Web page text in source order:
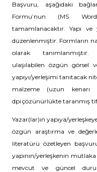
Başvuru, aşağıdaki
Formu’nun (MS
tamamlanacaktır. Yapı
düzenlenmiştir. Formların
olarak tanımlanmıştır.
ulaşılabilen özgün görsel
yapıyı/yerleşimi tanıtacak
malzeme (uzun
dpi çözünürlükte taranmış
Yazar(lar)ın yapıya/
özgün araştırma ve
literatürü özetleyen
yapının/yerleşkenin
mevcut ve güncel